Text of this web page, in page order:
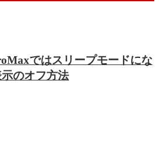
ではスリープモードにな
のオフ方法